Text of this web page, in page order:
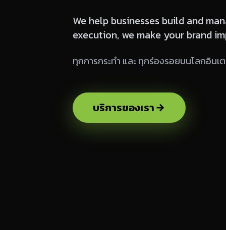
We help businesses build and
execution, we make your brand
ทุกการกระทำ และ ทุกร่องรอยบนโลกอินเ
บริการของเรา